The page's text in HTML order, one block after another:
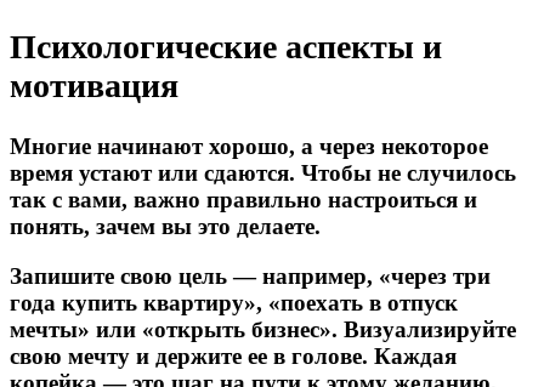
Психологические аспекты и
мотивация
Многие начинают хорошо, а через некоторое
время устают или сдаются. Чтобы не случилось
так с вами, важно правильно настроиться и
понять, зачем вы это делаете.
Запишите свою цель — например, «через три
года купить квартиру», «поехать в отпуск
мечты» или «открыть бизнес». Визуализируйте
свою мечту и держите ее в голове. Каждая